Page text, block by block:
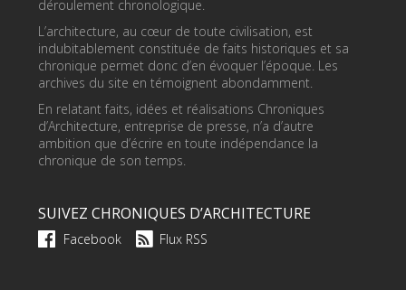
déroulement chronologique.
L’architecture, au cœur de toute civilisation, est
indubitablement constituée de faits historiques et sa
chronique permet donc d’en évoquer l’époque. Les
archives du site en témoignent abondamment.
En relatant faits, idées et réalisations Chroniques
d’Architecture, entreprise de presse, n’a d’autre
ambition que d’écrire en toute indépendance la
chronique de son temps.
SUIVEZ CHRONIQUES D’ARCHITECTURE
Facebook Flux RSS